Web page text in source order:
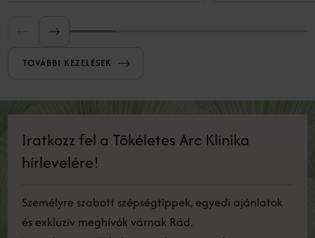
TOVÁBBI KEZELÉSEK
Iratkozz fel a Tökéletes Arc Klinika
hírlevelére!
Személyre szabott szépségtippek, egyedi ajánlatok
és exkluzív meghívók várnak Rád.